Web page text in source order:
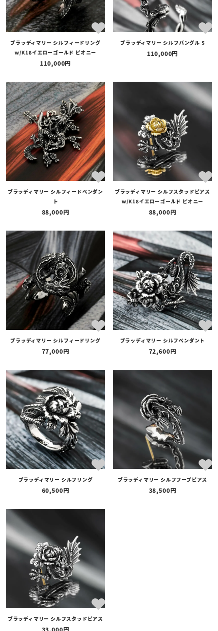
ブラッディマリー シルフィードリング
w/K18イエローゴールド ピオニー
110,000
ブラッディマリー シルフバングル S
110,000
ブラッディマリー シルフィードペンダン
ト
88,000
ブラッディマリー シルフスタッドピアス
w/K18イエローゴールド ピオニー
88,000
ブラッディマリー シルフィードリング
77,000
ブラッディマリー シルフペンダント
72,600
ブラッディマリー シルフリング
60,500
ブラッディマリー シルフフープピアス
38,500
ブラッディマリー シルフスタッドピアス
33,000